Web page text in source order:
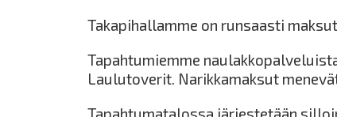
Takapihallamme on runsaasti
Tapahtumiemme
Laulutoverit. Narikkamaksut